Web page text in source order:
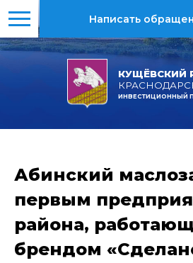
КУЩЁВСКИЙ
ИНВЕСТИЦИОННЫЙ
Написать
Абинский
первым
района,
брендом